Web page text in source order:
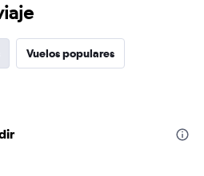
Vuelos populares